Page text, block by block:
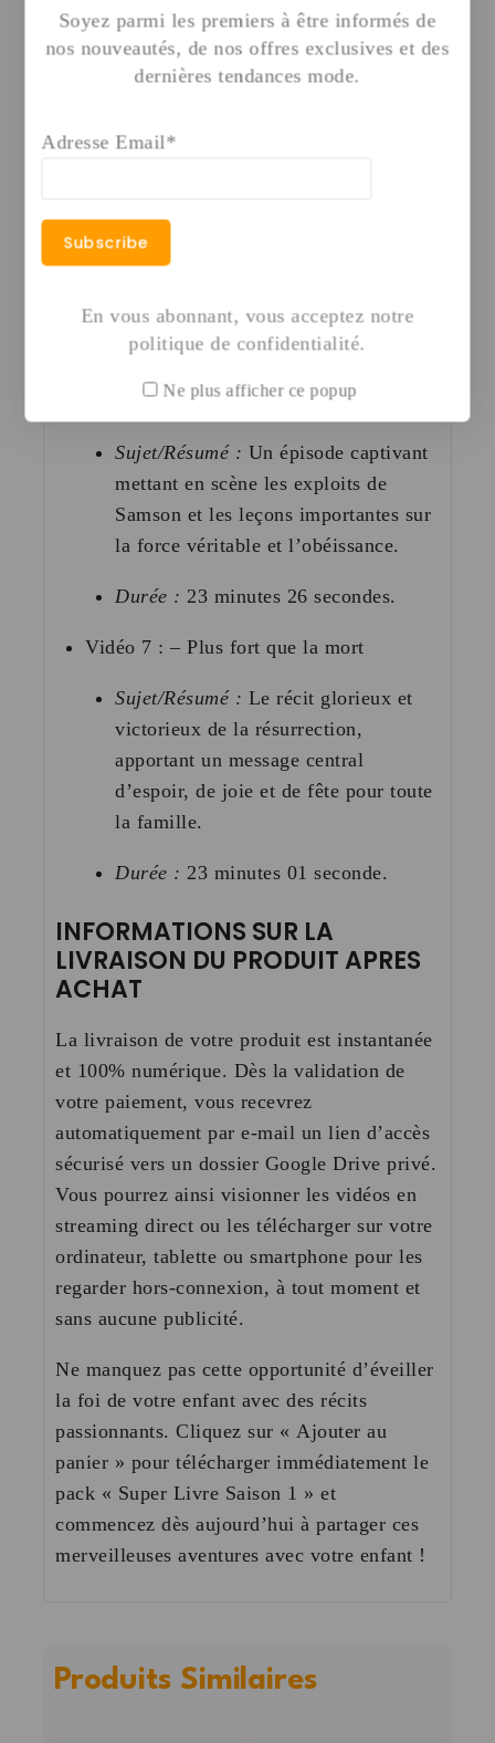
n’est impossible avec de la
confiance.
Vidéo 5 : A table les lions-1
de Daniel dans la fosse aux lions, un
témoignage puissant de protection
Durée :23 minutes 01 seconde
Vidéo 6 : Superpuissant.
Sujet/Résumé : Un épisode captivant
mettant en scène les exploits de
Samson et les leçons importantes sur
la force véritable et l’obéissance.
Durée : 23 minutes 26 secondes.
Vidéo 7 : – Plus fort que la mort
Sujet/Résumé : Le récit glorieux et
victorieux de la résurrection,
apportant un message central
d’espoir, de joie et de fête pour toute
la famille.
Durée : 23 minutes 01 seconde.
INFORMATIONS SUR LA
LIVRAISON DU PRODUIT APRES
ACHAT
La livraison de votre produit est instantanée
et 100% numérique. Dès la validation de
votre paiement, vous recevrez
automatiquement par e-mail un lien d’accès
sécurisé vers un dossier Google Drive privé.
Vous pourrez ainsi visionner les vidéos en
streaming direct ou les télécharger sur votre
ordinateur, tablette ou smartphone pour les
regarder hors-connexion, à tout moment et
sans aucune publicité.
Ne manquez pas cette opportunité d’éveiller
la foi de votre enfant avec des récits
passionnants. Cliquez sur « Ajouter au
panier » pour télécharger immédiatement le
pack « Super Livre Saison 1 » et
commencez dès aujourd’hui à partager ces
merveilleuses aventures avec votre enfant !
Produits Similaires
Soyez parmi les premiers à être informés de
nos nouveautés, de nos offres exclusives et des
dernières tendances mode.
Adresse Email*
En vous abonnant, vous acceptez notre
politique de confidentialité.
Ne plus afficher ce popup